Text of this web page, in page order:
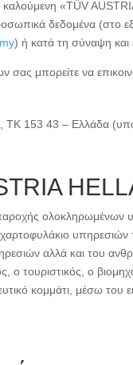
καλούμενη «TÜV
προσωπικά δεδομένα
) ή κατά τη σύναψη και
σας μπορείτε να
ΤΚ 153 43 – Ελλάδα
ολοκληρωμένων
αλλά και του
ο τουριστικός, ο
κομμάτι, μέσω